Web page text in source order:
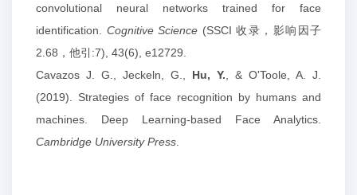
convolutional neural networks trained for face
identification.
Cognitive Science (SSCI 收录，影响因子
2.68，他引:7), 43(6), e12729.
Cavazos J. G., Jeckeln, G., Hu, Y. , & O'Toole, A. J.
(2019). Strategies of face recognition by humans and
machines. Deep Learning-based Face Analytics.
Cambridge University Press